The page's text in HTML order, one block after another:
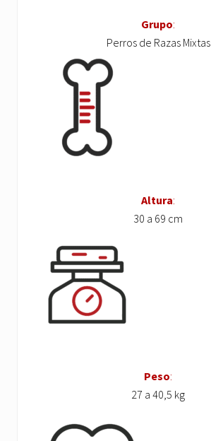
Grupo:
Perros de Razas Mixtas
Altura:
30 a 69 cm
Peso:
27 a 40,5 kg